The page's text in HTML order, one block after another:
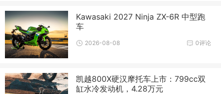
Kawasaki 2027 Ninja ZX-6R 中型跑
车
0评论
2026-08-08
凯越800X硬汉摩托车上市：799cc双
缸水冷发动机，4.28万元